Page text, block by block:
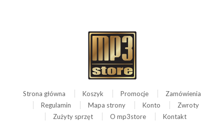
Strona główna Koszyk Promocje
Zamówienia
Regulamin
Mapa strony Konto
Zwroty
Zużyty sprzęt
O mp3store Kontakt